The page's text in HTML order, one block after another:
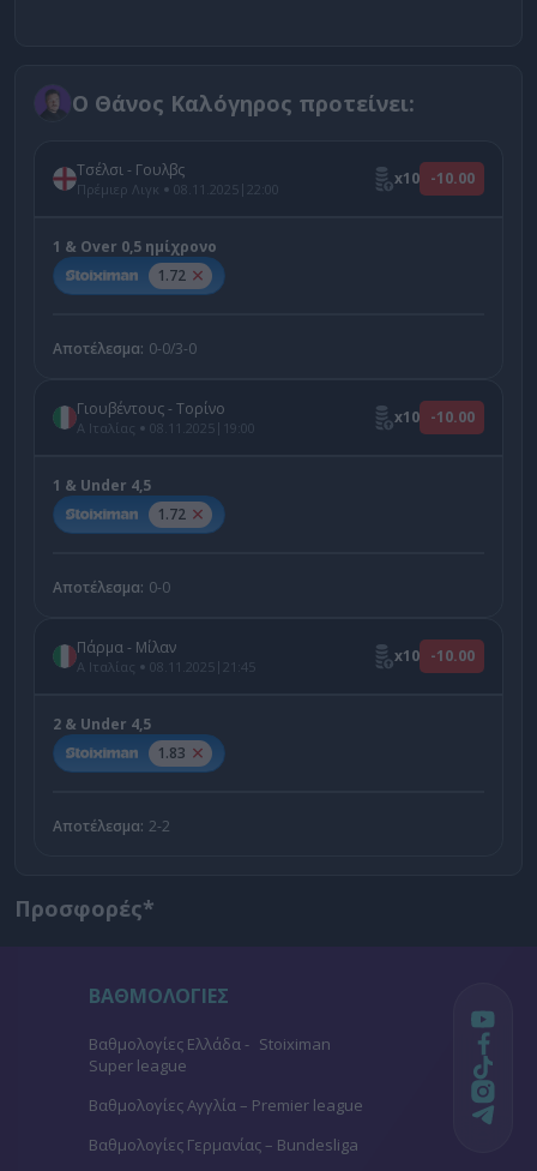
Ο Θάνος Καλόγηρος προτείνει:
Τσέλσι - Γουλβς
Πρέμιερ Λιγκ 08.11.2025 | 22:00 x10 -10.00
1 & Over 0,5 ημίχρονο
1.72
Αποτέλεσμα: 0-0/3-0
Γιουβέντους - Τορίνο
Α Ιταλίας 08.11.2025 | 19:00 x10 -10.00
1 & Under 4,5
1.72
Αποτέλεσμα: 0-0
Πάρμα - Μίλαν
Α Ιταλίας 08.11.2025 | 21:45 x10 -10.00
2 & Under 4,5
1.83
Αποτέλεσμα: 2-2
Προσφορές*
ΒΑΘΜΟΛΟΓΙΕΣ
Βαθμολογίες Ελλάδα - Stoiximan
Super league
Βαθμολογίες Aγγλία – Premier league
Βαθμολογίες Γερμανίας – Bundesliga